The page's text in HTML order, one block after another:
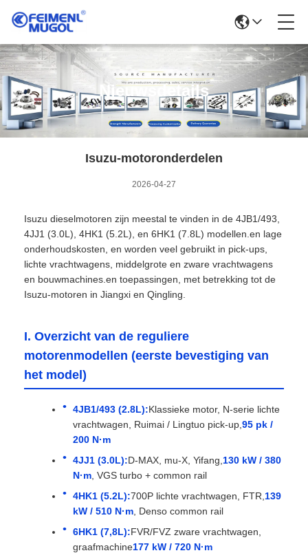
Nieuwsdetails
Isuzu-motoronderdelen
2026-04-27
Isuzu dieselmotoren zijn meestal te vinden in de 4JB1/493,
4JJ1 (3.0L), 4HK1 (5.2L), en 6HK1 (7.8L) modellen.en lage
onderhoudskosten, en worden veel gebruikt in pick-ups,
lichte vrachtwagens, middelgrote en zware vrachtwagens
en bouwmachines.en toepassingen, met betrekking tot de
Isuzu-motoren in Jiangxi en Qingling.
I. Overzicht van de reguliere
motorenmodellen (eerste bevestiging van
het model)
4JB1/493 (2.8L):Klassieke motor, N-serie lichte
vrachtwagen, Ruimai / Lingtuo pick-up, 95 pk /
200 N·m
4JJ1 (3.0L):D-MAX, mu-X, Yifang, 130 kW / 380
N·m , VGS turbo + common rail
4HK1 (5.2L):700P lichte vrachtwagen, FTR, 139
kW / 510 N·m , Denso common rail
6HK1 (7,8L):FVR/FVZ zware vrachtwagen,
graafmachine177 kW / 720 N·m